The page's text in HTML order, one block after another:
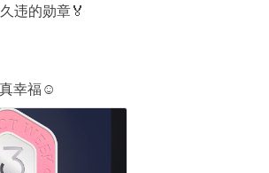
违的勋章🏅
幸福☺️